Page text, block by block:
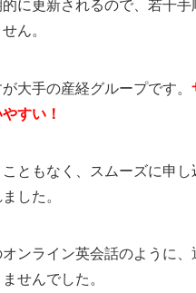
に更新されるので、若干手
ん。
大手の産経グループです。
すい！
こともなく、スムーズに申
した。
オンライン英会話のように
せんでした。